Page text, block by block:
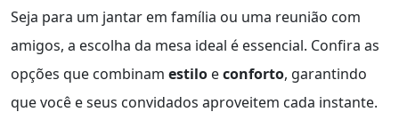
Seja para um jantar em família ou uma reunião com
amigos, a escolha da mesa ideal é essencial. Confira as
opções que combinam estilo econforto, garantindo
que você e seus convidados aproveitem cada instante.